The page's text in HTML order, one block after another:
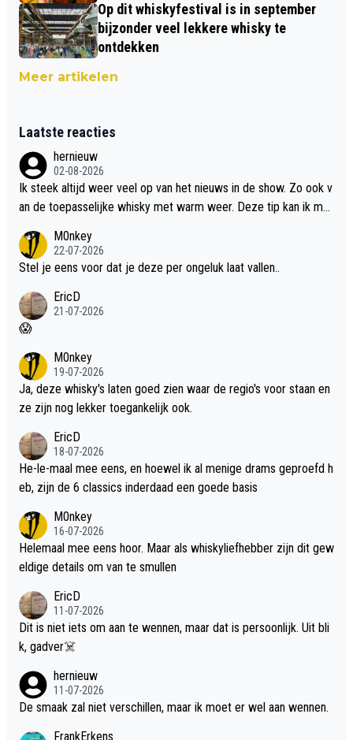
Op dit whiskyfestival is in september
bijzonder veel lekkere whisky te
ontdekken
Meer artikelen
Laatste reacties
hernieuw
02-08-2026
Ik steek altijd weer veel op van het nieuws in de show. Zo ook v
an de toepasselijke whisky met warm weer. Deze tip kan ik met
M0nkey
22-07-2026
Stel je eens voor dat je deze per ongeluk laat vallen..
EricD
21-07-2026
😱
M0nkey
19-07-2026
Ja, deze whisky's laten goed zien waar de regio's voor staan en
ze zijn nog lekker toegankelijk ook.
EricD
18-07-2026
He-le-maal mee eens, en hoewel ik al menige drams geproefd h
eb, zijn de 6 classics inderdaad een goede basis
M0nkey
16-07-2026
Helemaal mee eens hoor. Maar als whiskyliefhebber zijn dit gew
eldige details om van te smullen
EricD
11-07-2026
Dit is niet iets om aan te wennen, maar dat is persoonlijk. Uit bli
k, gadver☠️
hernieuw
11-07-2026
De smaak zal niet verschillen, maar ik moet er wel aan wennen.
FrankErkens